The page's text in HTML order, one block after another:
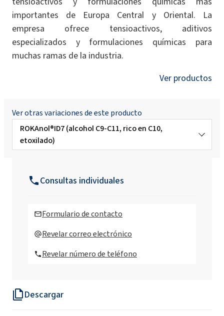
Descargar
importantes de Europa Central y Oriental. La
empresa ofrece tensioactivos, aditivos
especializados y formulaciones químicas para
muchas ramas de la industria.
Ver productos
Ver otras variaciones de este producto
ROKAnol®ID7 (alcohol C9-C11, rico en C10,
etoxilado)
ROKAnol®ID6 ((Alcohol C9-11 etoxilado, C10)
Consultas individuales
Formulario de contacto
Revelar correo electrónico
Revelar número de teléfono